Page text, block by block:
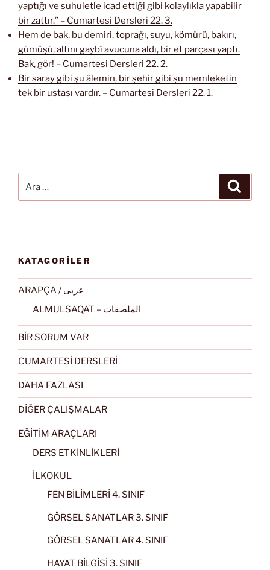
yaptığı ve suhuletle icad ettiği gibi kolaylıkla yapabilir
bir zattır.” – Cumartesi Dersleri 22. 3.
Hem de bak, bu demiri, toprağı, suyu, kömürü, bakırı,
gümüşü, altını gaybî avucuna aldı, bir et parçası yaptı.
Bak, gör! – Cumartesi Dersleri 22. 2.
Bir saray gibi şu âlemin, bir şehir gibi şu memleketin
tek bir ustası vardır. – Cumartesi Dersleri 22. 1.
KATAGORİLER
ARAPÇA / عربى
ALMULSAQAT – الملصقات
BİR SORUM VAR
CUMARTESİ DERSLERİ
DAHA FAZLASI
DİĞER ÇALIŞMALAR
EĞİTİM ARAÇLARI
DERS ETKİNLİKLERİ
İLKOKUL
FEN BİLİMLERİ 4. SINIF
GÖRSEL SANATLAR 3. SINIF
GÖRSEL SANATLAR 4. SINIF
HAYAT BİLGİSİ 3. SINIF